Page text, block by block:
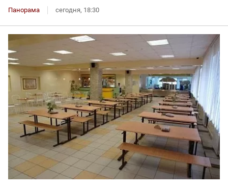
Панорама сегодня, 18:30